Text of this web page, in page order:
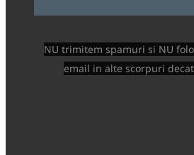
NU trimitem spamuri si NU
email in alte scorpuri